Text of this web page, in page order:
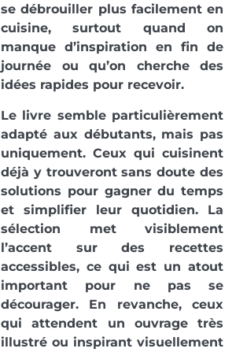
se débrouiller plus facilement en
cuisine, surtout quand on
manque d’inspiration en fin de
journée ou qu’on cherche des
idées rapides pour recevoir.
Le livre semble particulièrement
adapté aux débutants, mais pas
uniquement. Ceux qui cuisinent
déjà y trouveront sans doute des
solutions pour gagner du temps
et simplifier leur quotidien. La
sélection met visiblement
l’accent sur des recettes
accessibles, ce qui est un atout
important pour ne pas se
décourager. En revanche, ceux
qui attendent un ouvrage très
illustré ou inspirant visuellement